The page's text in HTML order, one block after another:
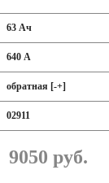
63 Ач
640 А
обратная [-+]
02911
9050 руб.